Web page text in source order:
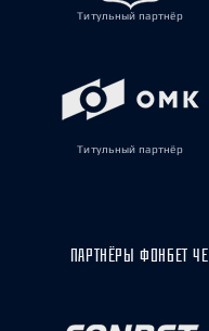
Титульный партнёр
Титульный партнёр
ПАРТНЁРЫ ФОНБЕТ